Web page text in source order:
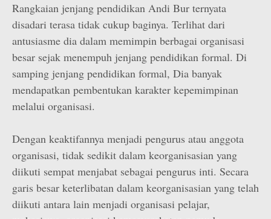
Rangkaian jenjang pendidikan Andi Bur ternyata
disadari terasa tidak cukup baginya. Terlihat dari
antusiasme dia dalam memimpin berbagai organisasi
besar sejak menempuh jenjang pendidikan formal. Di
samping jenjang pendidikan formal, Dia banyak
mendapatkan pembentukan karakter kepemimpinan
melalui organisasi.
Dengan keaktifannya menjadi pengurus atau anggota
organisasi, tidak sedikit dalam keorganisasian yang
diikuti sempat menjabat sebagai pengurus inti. Secara
garis besar keterlibatan dalam keorganisasian yang telah
diikuti antara lain menjadi organisasi pelajar,